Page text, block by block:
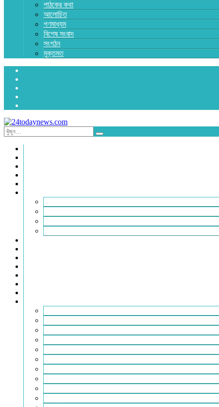
পাঠকের কথা
আলোচিত
গণমাধ্যম
বিশেষ সংবাদ
সংগঠন
মুক্তমত